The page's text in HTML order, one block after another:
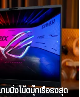
มมิ่งโน้ตบุ๊กเรือธงสุด